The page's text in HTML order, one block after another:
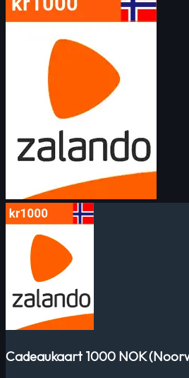
Cadeaukaart 1000 NOK